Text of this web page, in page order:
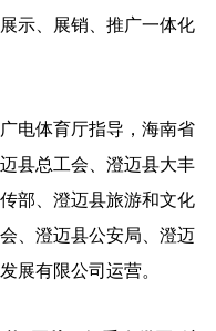
示、展销、推广一体化
电体育厅指导，海南省
县总工会、澄迈县大丰
部、澄迈县旅游和文化
、澄迈县公安局、澄迈
展有限公司运营。